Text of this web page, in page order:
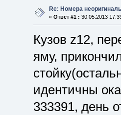
Re: Номера
« Ответ #1 : 30.05.2013
Кузов z12,
яму,
идентичны
333391, день